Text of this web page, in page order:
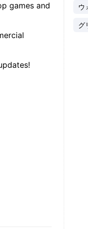
games and
ウ
グ